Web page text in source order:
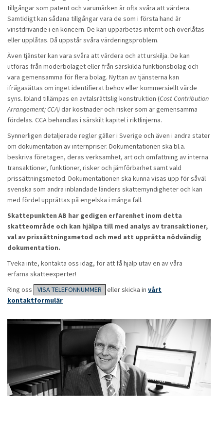
tillgångar som patent och varumärken är ofta svåra att värdera.
Samtidigt kan sådana tillgångar vara de som i första hand är
vinstdrivande i en koncern. De kan upparbetas internt och överlåtas
eller upplåtas. Då uppstår svåra värderingsproblem.
Även tjänster kan vara svåra att värdera och att urskilja. De kan
utföras från moderbolaget eller från särskilda funktionsbolag och
vara gemensamma för flera bolag. Nyttan av tjänsterna kan
ifrågasättas om inget identifierat behov eller kommersiellt värde
syns. Ibland tillämpas en avtalsrättslig konstruktion (Cost Contribution
Arrangement; CCA)där kostnader och risker som är gemensamma
fördelas. CCA behandlas i särskilt kapitel i riktlinjerna.
Synnerligen detaljerade regler gäller i Sverige och även i andra stater
om dokumentation av internpriser. Dokumentationen ska bl.a.
beskriva företagen, deras verksamhet, art och omfattning av interna
transaktioner, funktioner, risker och jämförbarhet samt vald
prissättningsmetod. Dokumentationen ska kunna visas upp för såväl
svenska som andra inblandade länders skattemyndigheter och kan
med fördel upprättas på engelska i många fall.
Skattepunkten AB har gedigen erfarenhet inom detta
skatteområde och kan hjälpa till med analys av transaktioner,
val av prissättningsmetod och med att upprätta nödvändig
dokumentation.
Tveka inte, kontakta oss idag, för att få hjälp utav en av våra
erfarna skatteexperter!
Ring oss
VISA TELEFONNUMMER eller skicka in vårt
kontaktformulär